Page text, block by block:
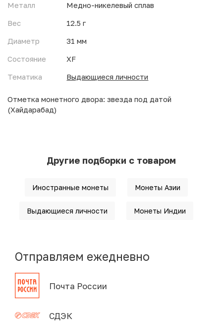
Металл
Медно-никелевый сплав
Вес
12.5 г
Диаметр
31 мм
Состояние
XF
Тематика
Выдающиеся личности
Отметка монетного двора: звезда под датой
(Хайдарабад)
Другие подборки с товаром
Иностранные монеты Монеты Азии
Выдающиеся личности Монеты Индии
Отправляем ежедневно
Почта России
СДЭК